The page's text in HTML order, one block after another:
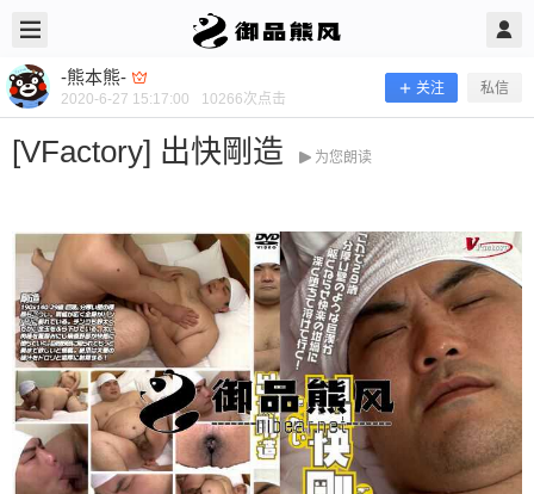
-熊本熊-
2020-6-27 15:17:00 10266次点击
关注 私信
[VFactory] 出快剛造 为您朗读
-熊本熊- @ 御品熊风 2020/6/27
[VFactory] 出快剛造